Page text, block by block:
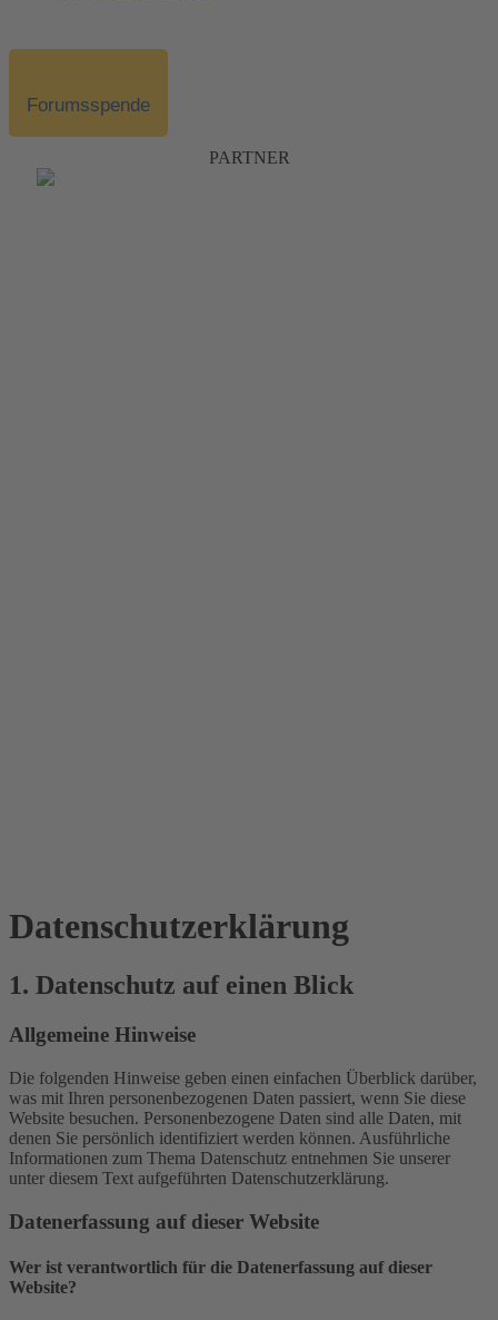
Forumsspende
PARTNER
Datenschutz­erklärung
1. Datenschutz auf einen Blick
Allgemeine Hinweise
Die folgenden Hinweise geben einen einfachen Überblick darüber,
was mit Ihren personenbezogenen Daten passiert, wenn Sie diese
Website besuchen. Personenbezogene Daten sind alle Daten, mit
denen Sie persönlich identifiziert werden können. Ausführliche
Informationen zum Thema Datenschutz entnehmen Sie unserer
unter diesem Text aufgeführten Datenschutzerklärung.
Datenerfassung auf dieser Website
Wer ist verantwortlich für die Datenerfassung auf dieser
Website?